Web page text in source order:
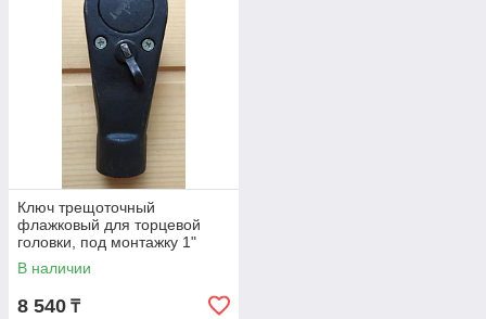
Ключ трещоточный
флажковый для торцевой
головки, под монтажку 1"
МаякАвто
В наличии
8 540 ₸